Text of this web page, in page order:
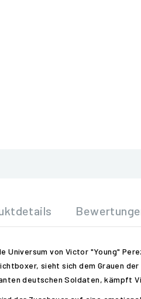
Universum von Victor "Young"
sieht sich dem Grauen
deutschen Soldaten, kämpft